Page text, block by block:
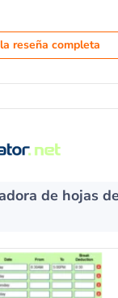
reseña completa
de hojas